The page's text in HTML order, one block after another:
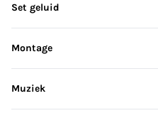
Set geluid
Montage
Muziek